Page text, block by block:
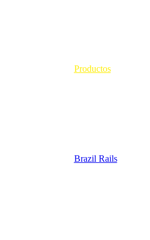
Productos
Brazil Rails